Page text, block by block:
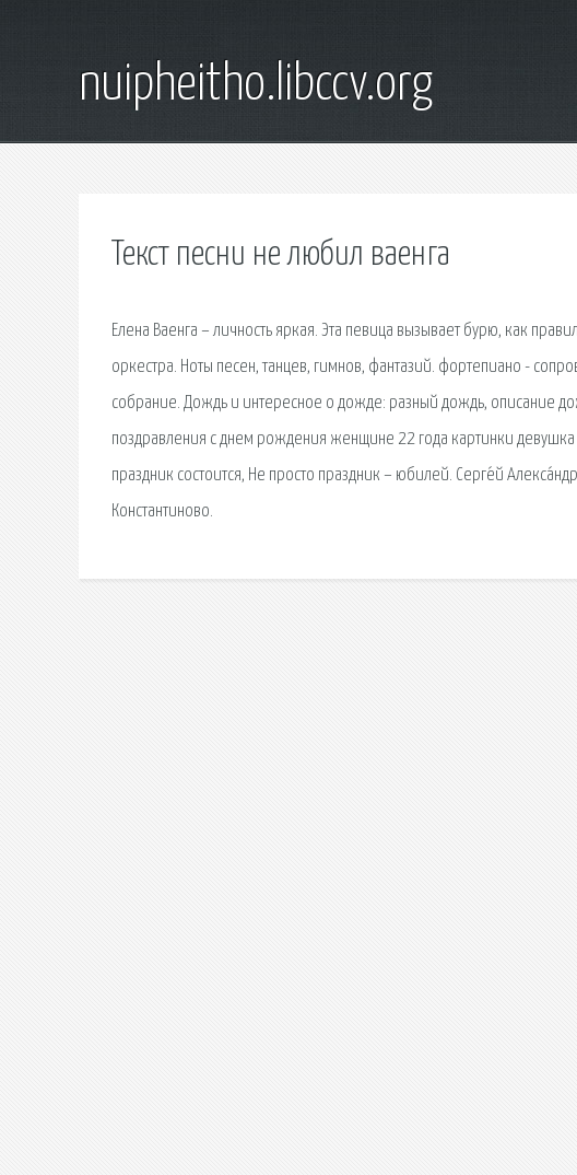
nuipheitho.libccv.org
Текст песни не любил ваенга
Елена Ваенга – личность яркая. Эта певица вызывает бурю, как
оркестра. Ноты песен, танцев, гимнов, фантазий. фортепиано -
собрание. Дождь и интересное о дожде: разный дождь, описание
поздравления с днем рождения женщине 22 года картинки девушка
праздник состоится, Не просто праздник – юбилей. Серге́й
Константиново.